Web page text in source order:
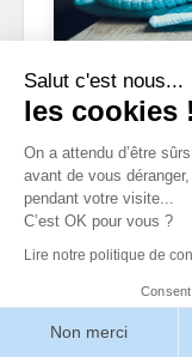
Salut c'est nous...
les cookies !
On a attendu d’être
avant de vous
pendant votre visite...
C’est OK pour vous ?
Lire notre politique de
Non merci